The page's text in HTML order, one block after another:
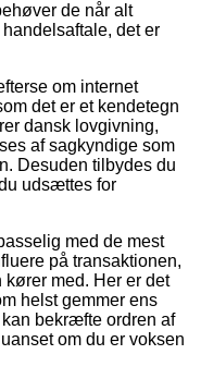
de når alt
det er
om internet
det er et kendetegn
dansk lovgivning,
af sagkyndige som
Desuden tilbydes du
udsættes for
med de mest
på transaktionen,
med. Her er det
helst gemmer ens
bekræfte ordren af
om du er voksen